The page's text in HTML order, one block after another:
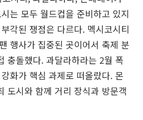
는 모두 월드컵을 준비하고 있지
각된 쟁점은 다르다. 멕시코시티
행사가 집중된 곳이어서 축제 분
충돌했다. 과달라하라는 2월 폭
화가 핵심 과제로 떠올랐다. 몬
도시와 함께 거리 장식과 방문객